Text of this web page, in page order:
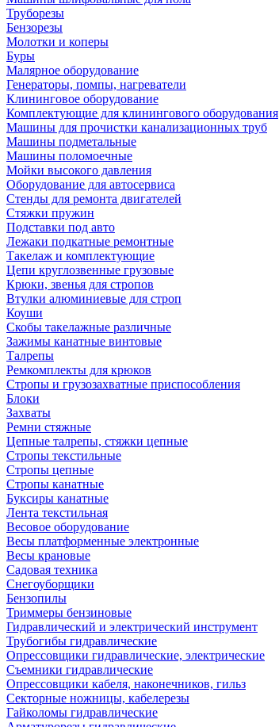
Труборезы
Бензорезы
Молотки и коперы
Буры
Малярное оборудование
Генераторы, помпы, нагреватели
Клининговое оборудование
Комплектующие для клинингового оборудования
Машины для прочистки канализационных труб
Машины подметальные
Машины поломоечные
Мойки высокого давления
Оборудование для автосервиса
Стенды для ремонта двигателей
Стяжки пружин
Подставки под авто
Лежаки подкатные ремонтные
Такелаж и комплектующие
Цепи круглозвенные грузовые
Крюки, звенья для стропов
Втулки алюминиевые для строп
Коуши
Скобы такелажные различные
Зажимы канатные винтовые
Талрепы
Ремкомплекты для крюков
Стропы и грузозахватные приспособления
Блоки
Захваты
Ремни стяжные
Цепные талрепы, стяжки цепные
Стропы текстильные
Стропы цепные
Стропы канатные
Буксиры канатные
Лента текстильная
Весовое оборудование
Весы платформенные электронные
Весы крановые
Садовая техника
Снегоуборщики
Бензопилы
Триммеры бензиновые
Гидравлический и электрический инструмент
Трубогибы гидравлические
Опрессовщики гидравлические, электрические
Съемники гидравлические
Опрессовщики кабеля, наконечников, гильз
Секторные ножницы, кабелерезы
Гайколомы гидравлические